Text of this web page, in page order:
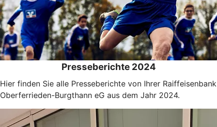
Presseberichte 2024
Hier finden Sie alle Presseberichte von Ihrer Raiffeisenbank
Oberferrieden-Burgthann eG aus dem Jahr 2024.